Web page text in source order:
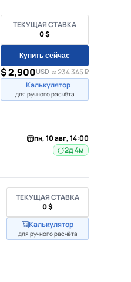
ТЕКУЩАЯ СТАВКА
0 $
Купить сейчас
$ 2,900USD ≈ 234 345 ₽
Калькулятор
для ручного расчёта
пн, 10 авг, 14:00
2д 4м
ТЕКУЩАЯ СТАВКА
0 $
Калькулятор
для ручного расчёта